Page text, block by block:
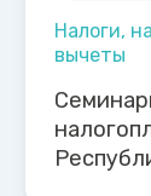
Налоги,
вычеты